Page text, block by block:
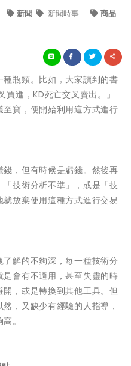
新聞 新聞時事 商品
瓶頸。比如，大家讀到的書
進，KD死亡交叉賣出。」
寶，便開始利用這方式進行
，但有時候是虧錢。然後再
技術分析不準」，或是「技
放棄使用這種方式進行交易
解的不夠深，每一種技術分
會有不適用，甚至失靈的時
，或是轉換到其他工具。但
，又缺少有經驗的人指導，
。